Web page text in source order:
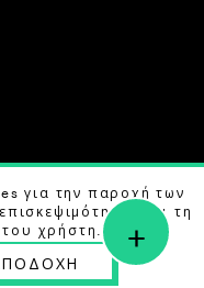
RESERVED.
BYB LABS
για την παροχή των
και τη
του χρήστη. Μάθετε
+